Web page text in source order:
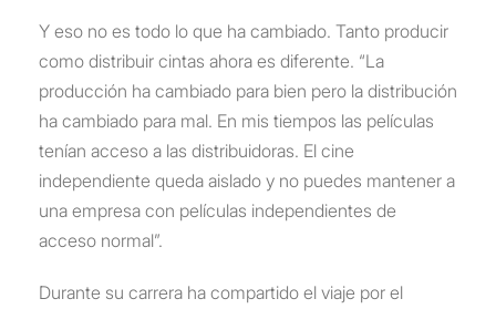
Y eso no es todo lo que ha cambiado. Tanto producir
como distribuir cintas ahora es diferente. “La
producción ha cambiado para bien pero la distribución
ha cambiado para mal. En mis tiempos las películas
tenían acceso a las distribuidoras. El cine
independiente queda aislado y no puedes mantener a
una empresa con películas independientes de
acceso normal”.
Durante su carrera ha compartido el viaje por el